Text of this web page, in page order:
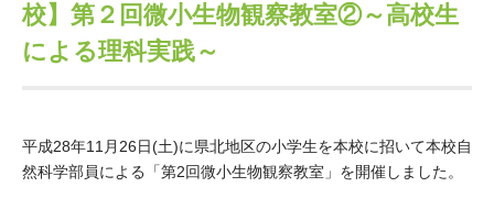
中谷財団40年史
年報一覧 中谷財団レポート
研究助成
ム
その他情報
アクセス よくあるご質問
お問い合わせ
日本語 English マイページ
校】第２回微小生物観察教室②～高校生
による理科実践～
平成28年11月26日(土)に県北地区の小学生を本校に招いて本校自
然科学部員による「第2回微小生物観察教室」を開催しました。